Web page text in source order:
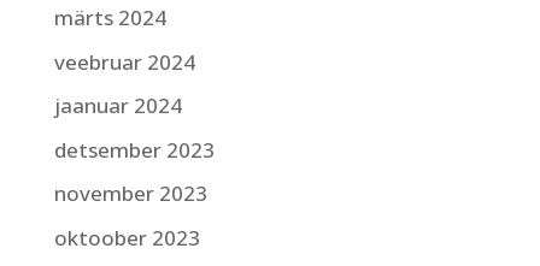
märts 2024
veebruar 2024
jaanuar 2024
detsember 2023
november 2023
oktoober 2023